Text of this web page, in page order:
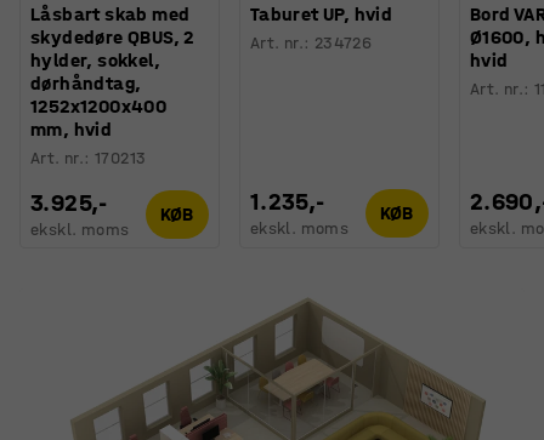
Låsbart skab med
skydedøre QBUS, 2
hylder, sokkel,
dørhåndtag,
1252x1200x400
mm, hvid
Art. nr.:170213
3.925,-
ekskl. moms
KØB
Taburet UP, hvid
Art. nr.: 234726
1.235,-
ekskl. moms
KØB
Bord
Ø1600,
hvid
Art. nr.:
ekskl.